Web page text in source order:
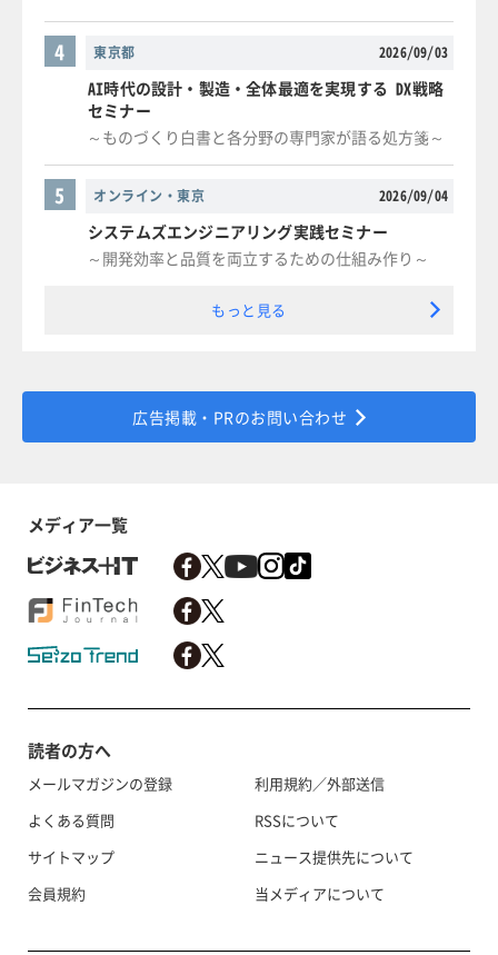
東京都 2026/09/03
4
AI時代の設計・製造・全体最適を実現する DX戦略
セミナー
～ものづくり白書と各分野の専門家が語る処方箋～
オンライン・東京 2026/09/04
5
システムズエンジニアリング実践セミナー
～開発効率と品質を両立するための仕組み作り～
もっと見る
広告掲載・PRのお問い合わせ
メディア一覧
読者の方へ
メールマガジンの登録
よくある質問
サイトマップ
会員規約
利用規約／外部送信
RSSについて
ニュース提供先について
当メディアについて